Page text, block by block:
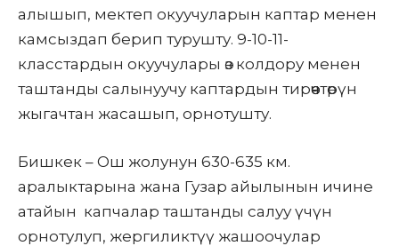
алышып, мектеп окуучуларын каптар менен
камсыздап берип турушту. 9-10-11-
класстардын окуучулары өз колдору менен
таштанды салынуучу каптардын тирөөчтөрүн
жыгачтан жасашып, орнотушту.
Бишкек – Ош жолунун 630-635 км.
аралыктарына жана Гузар айылынын ичине
атайын капчалар таштанды салуу үчүн
орнотулуп, жергиликтүү жашоочулар